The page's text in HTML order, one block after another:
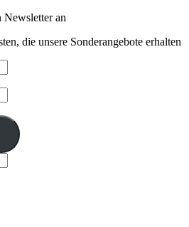
Newsletter an
die unsere Sonderangebote erhalten